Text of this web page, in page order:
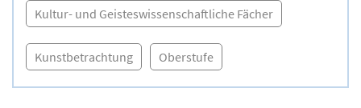
Kultur- und Geisteswissenschaftliche Fächer
Kunstbetrachtung Oberstufe